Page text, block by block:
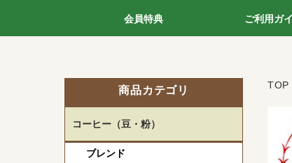
会員特典 ご利用ガ
TOP
商品カテゴリ
コーヒー（豆・粉）
ブレンド